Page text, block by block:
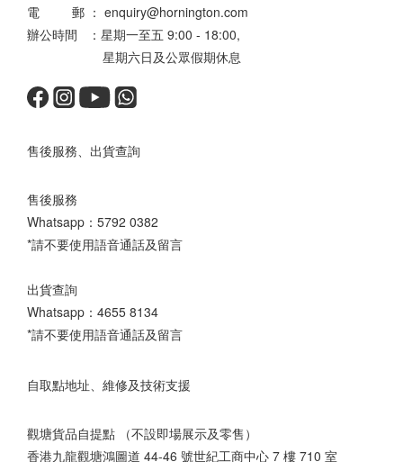
電 郵 ： enquiry@hornington.com
辦公時間 ：星期一至五 9:00 - 18:00,
星期六日及公眾假期休息
售後服務、出貨查詢
售後服務
Whatsapp： 5792 0382
*請不要使用語音通話及留言
出貨查詢
Whatsapp： 4655 8134
*請不要使用語音通話及留言
自取點地址、維修及技術支援
觀塘貨品自提點 （不設即場展示及零售）
香港九龍觀塘鴻圖道 44-46 號世紀工商中心 7 樓 710 室